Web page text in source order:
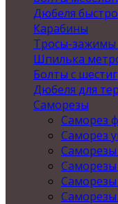
Дюбеля
Карабины
Тросы-зажимы
Шпилька
Болты с
Дюбеля для
Саморезы
Саморез
Саморез